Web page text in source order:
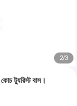
2/3
ট্যুরিস্ট বাস।